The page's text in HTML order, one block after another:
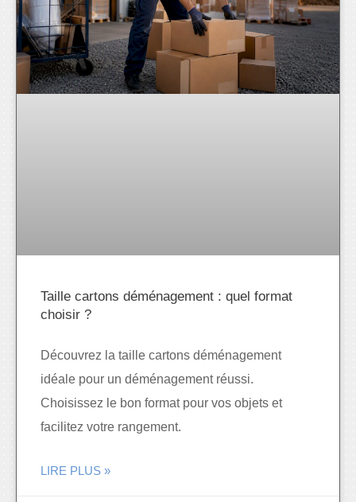
Taille cartons déménagement : quel format
choisir ?
Découvrez la taille cartons déménagement
idéale pour un déménagement réussi.
Choisissez le bon format pour vos objets et
facilitez votre rangement.
LIRE PLUS »